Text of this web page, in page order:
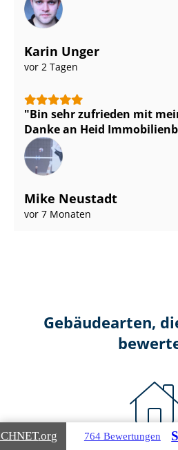
Karin Unger
vor 2 Tagen
Bin sehr zufrieden mit
Danke an Heid
Mike Neustadt
vor 7 Monaten
Gebäudearten,
.org 764 Bewertungen